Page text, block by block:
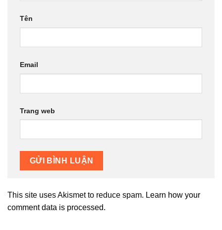
Tên
Email
Trang web
This site uses Akismet to reduce spam. Learn how your
comment data is processed.